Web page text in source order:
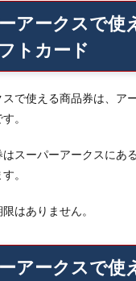
アークスで使
トカード
スで使える商品券は、ア
。
スーパーアークスにあ
。
はありません。
アークスで使